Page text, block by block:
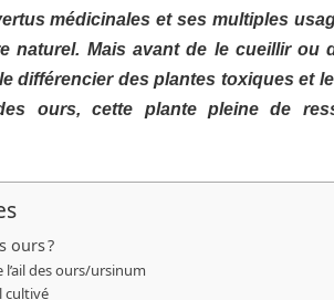
médicinales et ses multiples
naturel. Mais avant de le cueillir ou
différencier des plantes toxiques et
ours, cette plante pleine de
ours ?
des ours/ursinum
cultivé